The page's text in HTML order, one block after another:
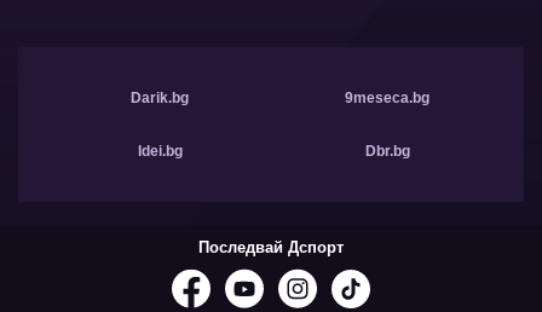
Darik.bg 9meseca.bg
Idei.bg Dbr.bg
Последвай Дспорт